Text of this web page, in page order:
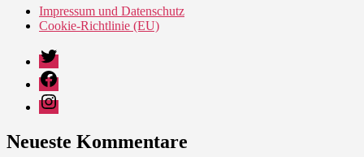
Impressum und Datenschutz
Cookie-Richtlinie (EU)
Twitter
Facebook
Instagram
Neueste Kommentare